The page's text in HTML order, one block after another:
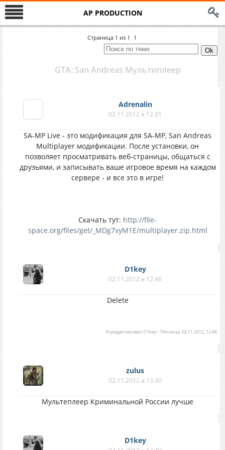
AP PRODUCTION
Страница 1 из 1 1
GTA: San Andreas Мультиплеер
Adrenalin
02.11.2012 в 12:31
SA-MP Live - это модификация для SA-MP, San Andreas
Multiplayer модификации. После установки, он
позволяет просматривать веб-страницы, общаться с
друзьями, и записывать ваше игровое время на каждом
сервере - и все это в игре!
Скачать тут: http://file-
space.org/files/get/_MDg7vyM1E/multiplayer.zip.html
D1key
02.11.2012 в 12:46
Delete
Отредактировал D1key- Пятница, 02.11.2012, 12:48
zulus
02.11.2012 в 13:30
Мультеплеер Криминальной России лучше
D1key